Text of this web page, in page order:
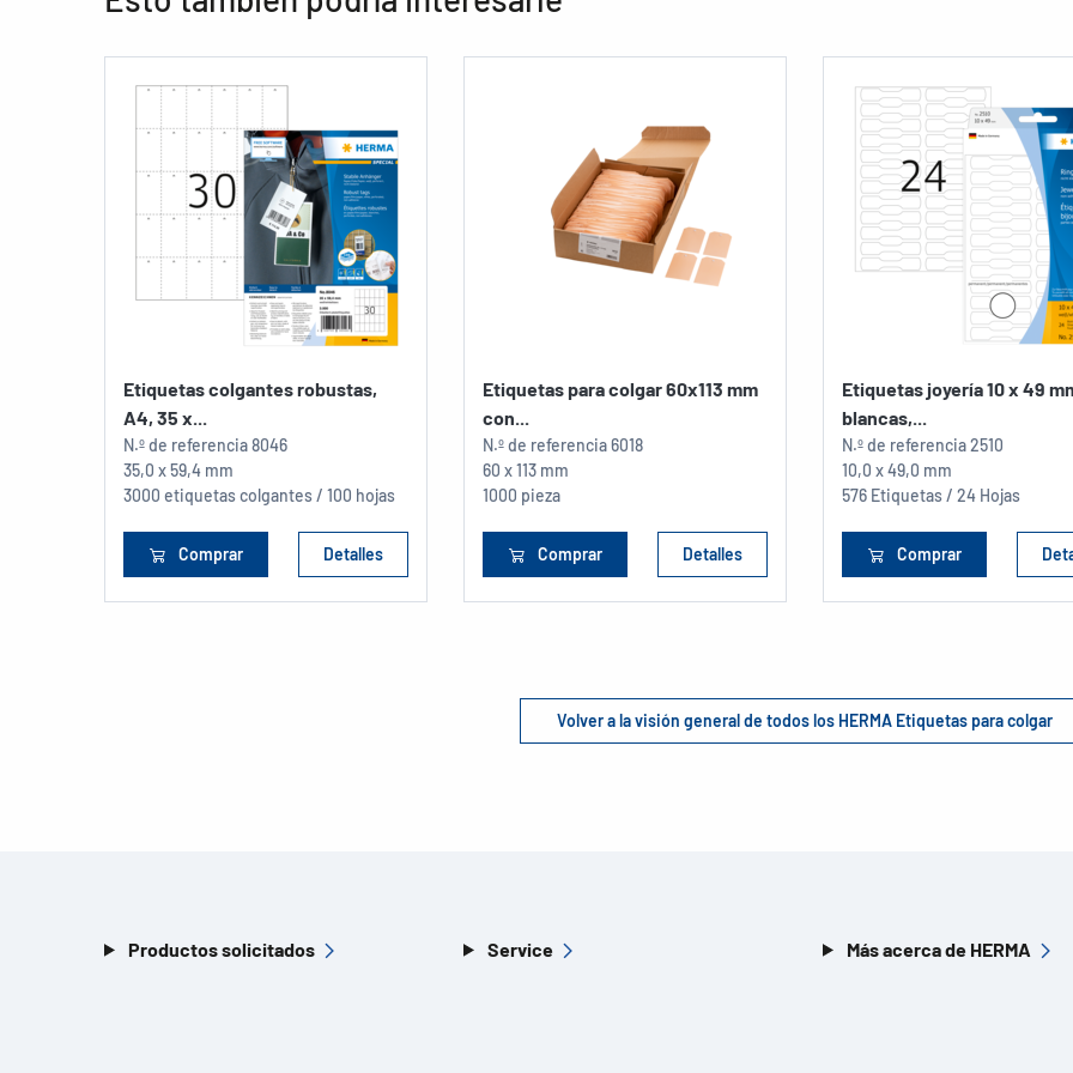
Etiquetas colgantes robustas,
A4, 35 x...
N.º de referencia8046
35,0 x 59,4 mm
3000 etiquetas colgantes / 100 hojas
Comprar Detalles
Etiquetas para colgar 60x113 mm
con...
N.º de referencia6018
60 x 113 mm
1000 pieza
Comprar Detalles
Etiquetas joyería 10 x 49
blancas,...
N.º de referencia2510
10,0 x 49,0 mm
576 Etiquetas / 24 Hojas
Comprar
Volver a la visión general de todos los HERMA Etiquetas para colgar
Productos solicitados Service Más acerca de HERMA